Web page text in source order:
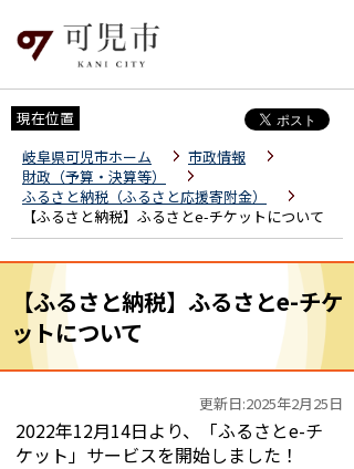
現在位置
岐阜県可児市ホーム
市政情報
財政（予算・決算等）
ふるさと納税（ふるさと応援寄附金）
【ふるさと納税】ふるさとe-チケットについて
【ふるさと納税】ふるさとe-チケ
ットについて
更新日:2025年2月25日
2022年12月14日より、「ふるさとe-チ
ケット」サービスを開始しました！